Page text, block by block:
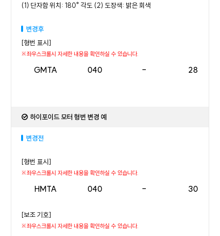
(1) 단자함 위치: 180° 각도 (2) 도장색: 밝은 회색
변경후
[형번 표시]
GMTA 040 - 28
하이포이드 모터 형번 변경 예
변경전
[형번 표시]
HMTA 040 - 30
[보조 기호]